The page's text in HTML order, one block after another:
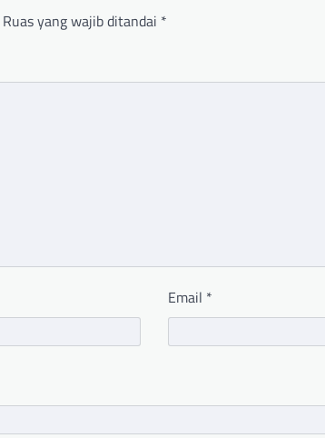
Ruas yang wajib ditandai *
Email *